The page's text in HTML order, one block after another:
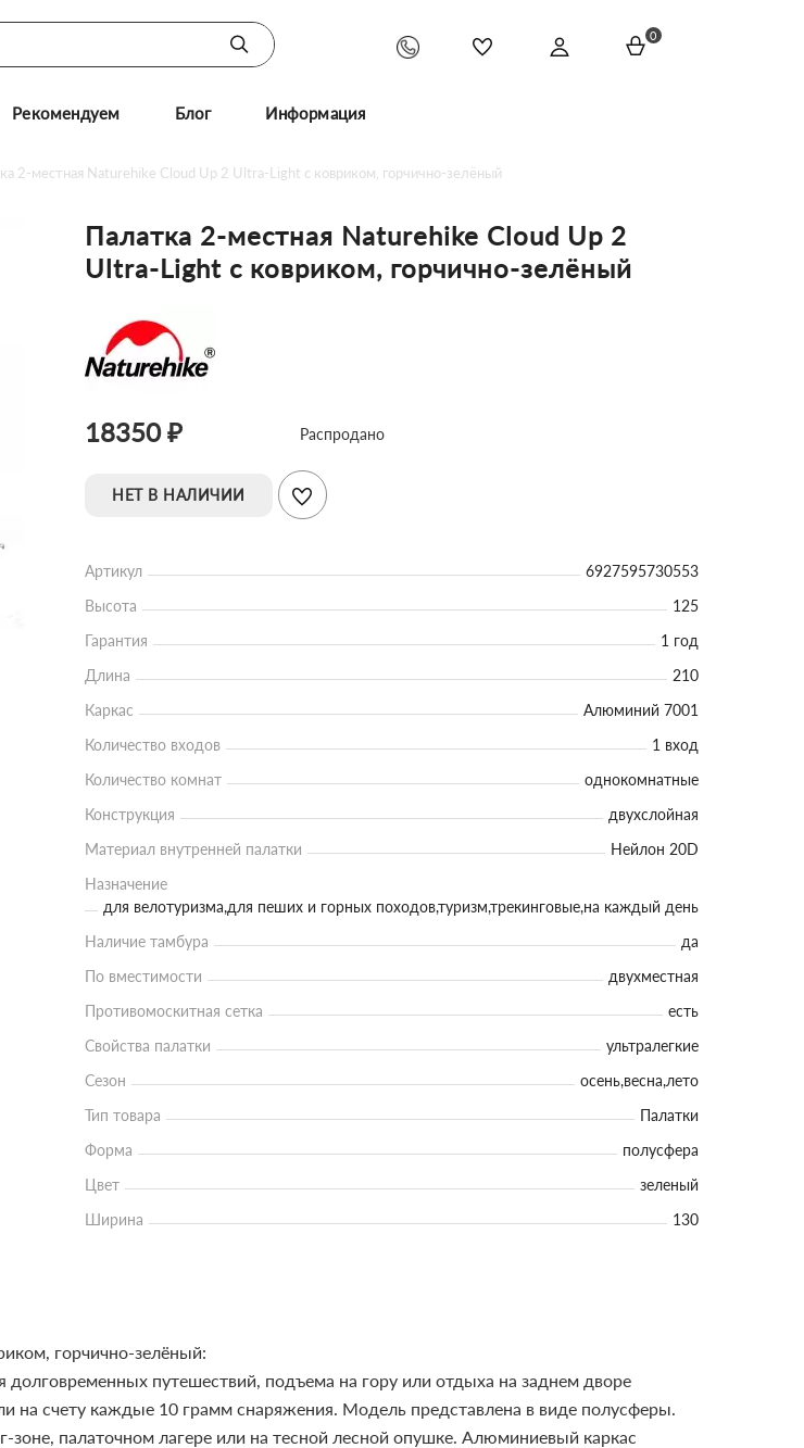
0
Рекомендуем Блог Информация
2-местная Naturehike Сloud Up 2 Ultra-Light с ковриком, горчично-зелёный
Палатка 2-местная Naturehike Сloud Up 2
Ultra-Light с ковриком, горчично-зелёный
18350 ₽ Распродано
НЕТ В НАЛИЧИИ
Артикул
6927595730553
Высота
125
Гарантия
1 год
Длина
210
Каркас
Алюминий 7001
Количество входов
1 вход
Количество комнат
однокомнатные
Конструкция
двухслойная
Материал внутренней палатки
Нейлон 20D
Назначение
для велотуризма,для пеших и горных походов,туризм,трекинговые,на каждый день
Наличие тамбура
да
По вместимости
двухместная
Противомоскитная сетка
есть
Свойства палатки
ультралегкие
Сезон
осень,весна,лето
Тип товара
Палатки
Форма
полусфера
Цвет
зеленый
Ширина
130
горчично-зелёный:
путешествий, подъема на гору или отдыха на заднем дворе
на счету каждые 10 грамм снаряжения. Модель представлена в виде полусферы.
палаточном лагере или на тесной лесной опушке. Алюминиевый каркас